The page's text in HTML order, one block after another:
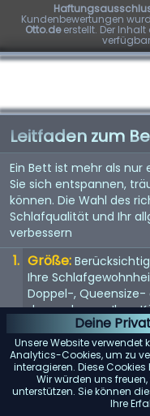
Deine
Unsere Website verwendet
Analytics-Cookies, um zu
interagieren. Diese Cookies
Wir würden uns freuen,
unterstützen. Sie können
Ihre
Kundenbewertungen
Otto.deerstellt. Der Inhalt
Leitfaden zum
Ein Bett ist mehr als nur
Sie sich entspannen,
können. Die Wahl des
Schlafqualität und Ihr
verbessern
Größe:
Ihre
Doppel-, Queensize-
daran, dass es Ihrer
genügend Platz
teilen.
Matratze: Die
Schlaf. Suchen Sie
Körpergewicht